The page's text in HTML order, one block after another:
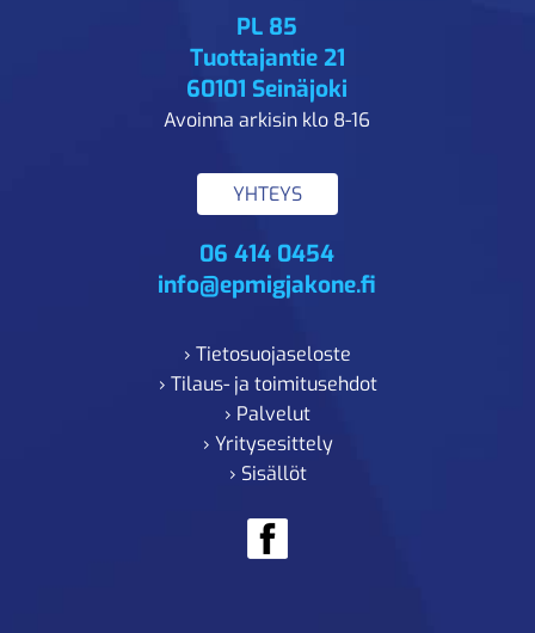
PL 85
Tuottajantie 21
60101 Seinäjoki
Avoinna arkisin klo 8-16
YHTEYS
06 414 0454
info@epmigjakone.fi
› Tietosuojaseloste
› Tilaus- ja toimitusehdot
› Palvelut
› Yritysesittely
› Sisällöt